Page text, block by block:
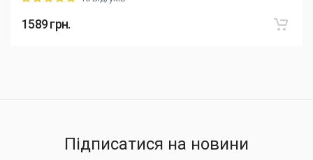
1589грн.
Підписатися на новини